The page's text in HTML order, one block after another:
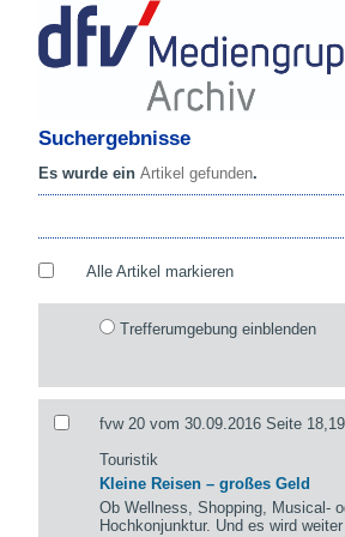
Suchergebnisse
Es wurde ein Artikel gefunden.
Alle Artikel markieren
Trefferumgebung einblenden
fvw 20 vom 30.09.2016 Seite
Touristik
Kleine Reisen – großes Geld
Ob Wellness, Shopping, Musical-
Hochkonjunktur. Und es wird